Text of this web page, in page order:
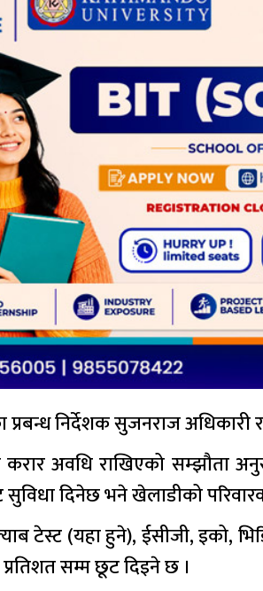
निर्देशक सुजनराज अधिकारी
अवधि राखिएको सम्झौता
दिनेछ भने खेलाडीको
टेस्ट (यहा हुने), ईसीजी, इको,
सम्म छूट दिइने छ ।